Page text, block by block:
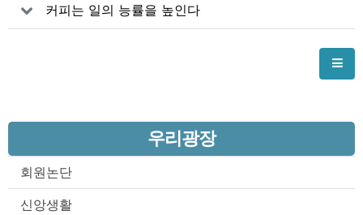
커피는 일의 능률을 높인다
우리광장
회원논단
신앙생활